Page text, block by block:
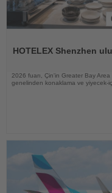
HOTELEX Shenzhen
2026 fuarı, Çin'in Greater Bay
genelinden konaklama ve yiyecek-